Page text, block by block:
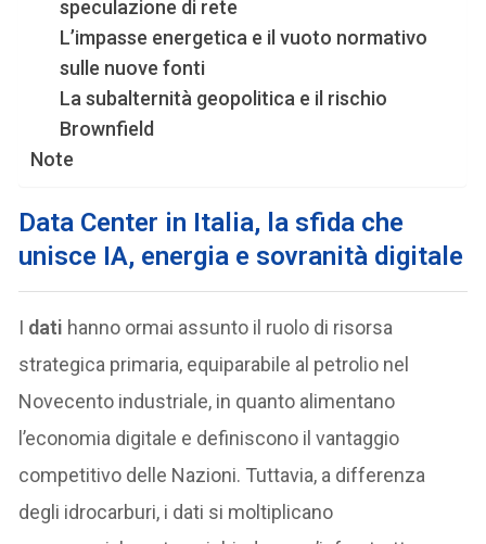
speculazione di rete
L’impasse energetica e il vuoto normativo
sulle nuove fonti
La subalternità geopolitica e il rischio
Brownfield
Note
Data Center in Italia, la sfida che
unisce IA, energia e sovranità digitale
I dati hanno ormai assunto il ruolo di risorsa
strategica primaria, equiparabile al petrolio nel
Novecento industriale, in quanto alimentano
l’economia digitale e definiscono il vantaggio
competitivo delle Nazioni. Tuttavia, a differenza
degli idrocarburi, i dati si moltiplicano